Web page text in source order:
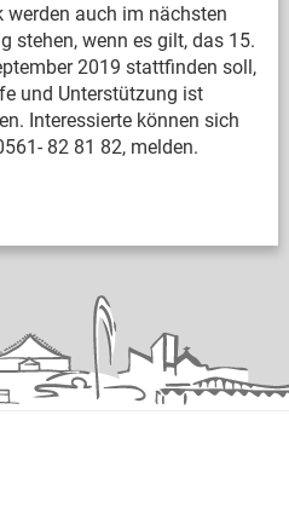
werden auch im nächsten
stehen, wenn es gilt, das 15.
2019 stattfinden soll,
und Unterstützung ist
Interessierte können sich
82 81 82, melden.